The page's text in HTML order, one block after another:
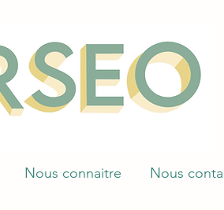
Nous connaitre Nous